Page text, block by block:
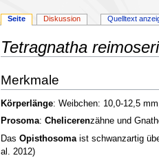
Tetragnatha reimoseri
Navigation
springen
Suche
springen
Merkmale
Körperlänge: Weibchen: 10,0-12,5
Prosoma: Chelicerenzähne und
Das Opisthosomaist schwanzartig
al. 2012)
Seite Diskussion Quelltext